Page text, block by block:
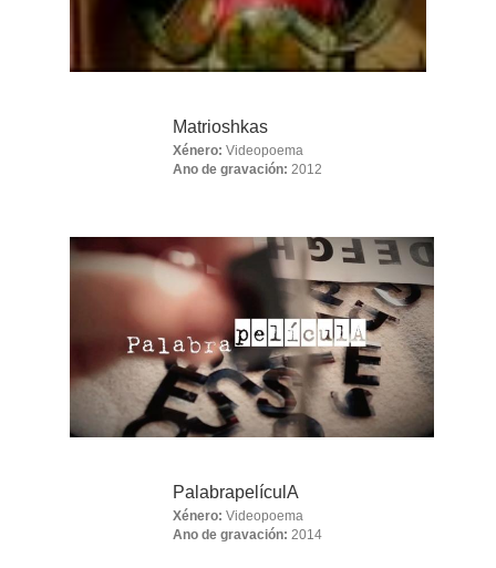
Matrioshkas
Xénero: Videopoema
Ano de gravación: 2012
PalabrapelículA
Xénero: Videopoema
Ano de gravación: 2014